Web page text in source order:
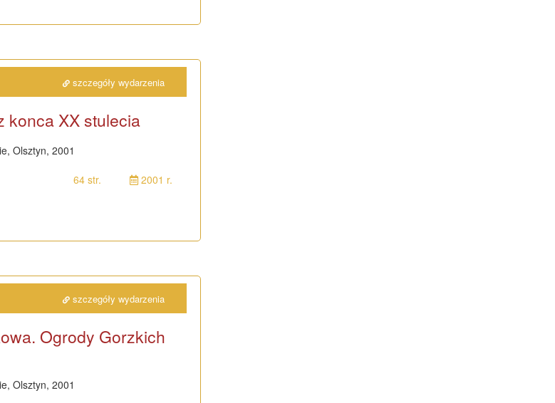
szczegóły wydarzenia
konca XX stulecia
Olsztyn, 2001
2001 r.
64 str.
szczegóły wydarzenia
Ogrody Gorzkich
Olsztyn, 2001